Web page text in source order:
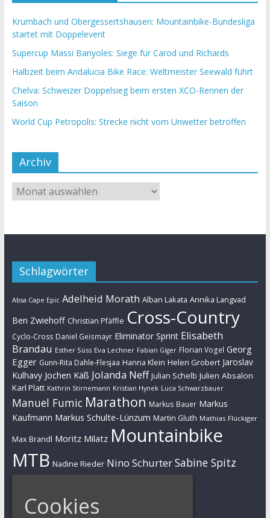
Krumbach und Obergessertshausen: Mountainbike-Bundesliga
startet mit Doppelevent
Supercup Massi Banyoles: Siege für Carod und Richards
Halbzeit beim Andalucia Bike Race: Weltmeister Seewald führt
Chelva: Schweizer Doppelsieg beim ersten XCO-Rennen der
Saison
World Cup Petropolis: Strecke nicht vom Unwetter betroffen
Archiv
Schlagwörter
Absa Cape Epic Adelheid Morath Alban Lakata Annika Langvad
Ben Zwiehoff Christian Pfäffle Cross-Country
Cyclo-Cross Daniel Geismayr Eliminator Sprint Elisabeth
Brandau Esther Süss Eva Lechner Fabian Giger Florian Vogel Georg
Egger Gunn-Rita Dahle-Flesjaa Hanna Klein Helen Grobert Jaroslav
Kulhavy Jochen Käß Jolanda Neff Julian Schelb Julien Absalon
Karl Platt Kathrin Stirnemann Kristian Hynek Luca Schwarzbauer
Manuel Fumic Marathon Markus Bauer Markus
Kaufmann Markus Schulte-Lünzum Martin Gluth Mathias Flückiger
Max Brandl Moritz Milatz Mountainbike
MTB Nadine Rieder Nino SchurterSabine Spitz
Simon Stiebjahn
Cookies